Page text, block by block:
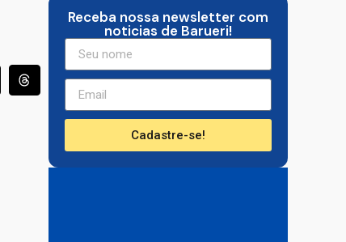
Receba nossa newsletter com
noticias de Barueri!
Cadastre-se!